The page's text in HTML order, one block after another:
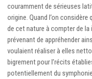
couramment de sérieuses
origine. Quand l’on
de cet nature à compter de la
prévenant de appréhender
voulaient réaliser à elles
bigrement pour l’récits
potentiellement du